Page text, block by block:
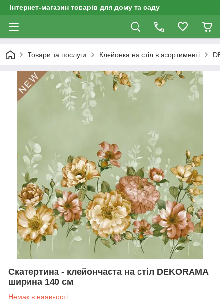
Інтернет-магазин товарів для дому та саду
Товари та послуги Клейонка на стіл в асортименті
Скатертина - клейончаста на стіл DEKORAMA
ширина 140 см
Немає в наявності